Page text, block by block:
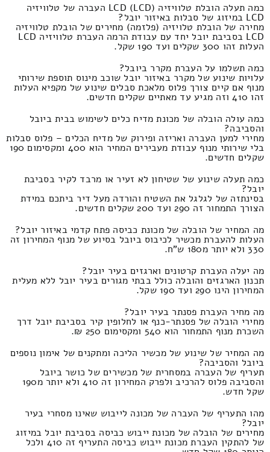
כמה תעלה הובלת טלוויזיה LCD (LCD) העברה של טלוויזיה
LCD במיזוג של סבלות באיזור יובל?
מחירה של הובלת טלויזיה (פלזמה) מחירים של הובלת טלוויזיה
LCD בסביבת יובל יחד עם עבודת הרמה העברת טלוויזיה LCD
העלות זהו 300 שקלים ועד 190 שקל.
כמה תשלמו על העברת מקרר ביובל?
עלויות שינוע של מקרר באיזור יובל שוכב מינוס תוספת שירותי
מנוף אם קיים צורך פלוס מלאכת סבלים שינוע של מקפיא העלות
זהו 410 וזה מגיע עד מאתיים שקלים חדשים.
כמה עולה הובלה של מכונת מדיח כלים לשימוש בבית ביובל
והסביבה?
מחירי למען העברה ואריזה ופירוק של מדיח הכלים – פלוס סבלות
בלי שירותי מנוף עבודת מעבירים המחיר הוא 400 ומקסימום 190
שקלים חדשים.
כמה תעלה שינוע של שטיחון לא זעיר או מרבד לקיר בסביבת
יובל?
בסינתזה של לגלגל את השטיח והורדה מעל דיר ביתכם במידת
הצורך התמחור זה 290 ועד 200 שקלים חדשים.
מה המחיר של הובלה של מכונת כביסה פתח קדמי באיזור יובל?
העלות להעברת מכשיר לכיבוס ביובל בסיוע של מנוף המחירון זה
330 ולא יותר מ180 ש"ח.
מה יעלה העברת קרטונים וארגזים בעיר יובל?
תכנון הארגזים והובלה כולל בבתי מגורים בעיר יובל ללא מעלית
המחירון הינו 290 ועד 190 שקל.
מה מחיר העברת פסנתר בעיר יובל?
מחירי הובלה של פסנתר-כנף או לחלופין קיר בסביבת יובל דרך
השכרת מנוף התמחור הוא 540 ומקסימום 250 ₪.
מה המחיר של שינוע של מכשיר הליכה ומתקנים של אימון נוספים
ביובל והסביבה?
תעריף של העברה במסחרית של מכשירים של כושר ביובל
והסביבה פלוס להרכיב ולפרק המחירון זה 410 ולא יותר מ190
שקל חדש.
מהו התעריף של העברה של מכונה לייבוש שאינו מסחרי בעיר
יובל?
מחירים של הובלה של מכונת ייבוש כביסה בסביבת יובל במיזוג
של להתקין העברת מכונת ייבוש כביסה התעריף זה 410 ולכל